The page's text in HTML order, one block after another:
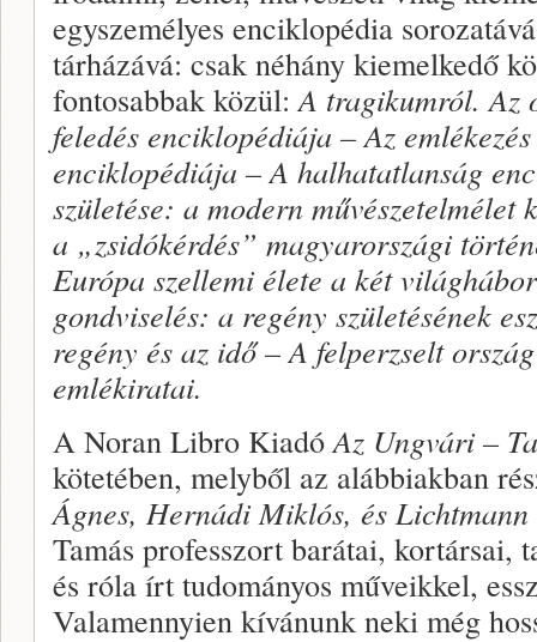
egyszemélyes enciklopédia
tárházává: csak néhány kiemelkedő
fontosabbak közül:A tragikumról. Az
feledés enciklopédiája – Az
enciklopédiája – A halhatatlanság
születése: a modern művészetelmélet
a „zsidókérdés” magyarországi
Európa szellemi élete a két
gondviselés: a regény születésének
regény és az idő – A felperzselt
emlékiratai.
A Noran Libro KiadóAz Ungvári –
kötetében, melyből az alábbiakban
Ágnes, Hernádi Miklós, és Lichtmann
Tamás professzort barátai, kortársai,
és róla írt tudományos műveikkel,
Valamennyien kívánunk neki még